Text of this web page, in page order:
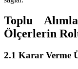
Toplu
Ölçerlerin
2.1 Karar Verme